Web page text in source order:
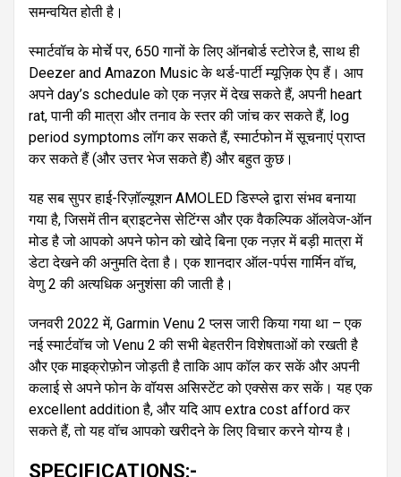
समन्वयित होती है।
स्मार्टवॉच के मोर्चे पर, 650 गानों के लिए ऑनबोर्ड स्टोरेज है, साथ ही
Deezer and Amazon Music के थर्ड-पार्टी म्यूज़िक ऐप हैं। आप
अपने day’s schedule को एक नज़र में देख सकते हैं, अपनी heart
rat, पानी की मात्रा और तनाव के स्तर की जांच कर सकते हैं, log
period symptoms लॉग कर सकते हैं, स्मार्टफोन में सूचनाएं प्राप्त
कर सकते हैं (और उत्तर भेज सकते हैं) और बहुत कुछ।
यह सब सुपर हाई-रिज़ॉल्यूशन AMOLED डिस्प्ले द्वारा संभव बनाया
गया है, जिसमें तीन ब्राइटनेस सेटिंग्स और एक वैकल्पिक ऑलवेज-ऑन
मोड है जो आपको अपने फोन को खोदे बिना एक नज़र में बड़ी मात्रा में
डेटा देखने की अनुमति देता है। एक शानदार ऑल-पर्पस गार्मिन वॉच,
वेणु 2 की अत्यधिक अनुशंसा की जाती है।
जनवरी 2022 में, Garmin Venu 2 प्लस जारी किया गया था – एक
नई स्मार्टवॉच जो Venu 2 की सभी बेहतरीन विशेषताओं को रखती है
और एक माइक्रोफ़ोन जोड़ती है ताकि आप कॉल कर सकें और अपनी
कलाई से अपने फोन के वॉयस असिस्टेंट को एक्सेस कर सकें। यह एक
excellent addition है, और यदि आप extra cost afford कर
सकते हैं, तो यह वॉच आपको खरीदने के लिए विचार करने योग्य है।
SPECIFICATIONS:-